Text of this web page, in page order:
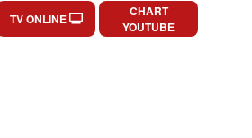
TV ONLINE
CHART
YOUTUBE